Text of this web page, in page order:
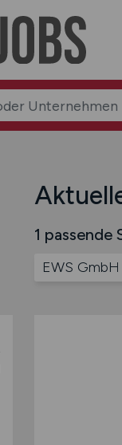
1 passende
EWS